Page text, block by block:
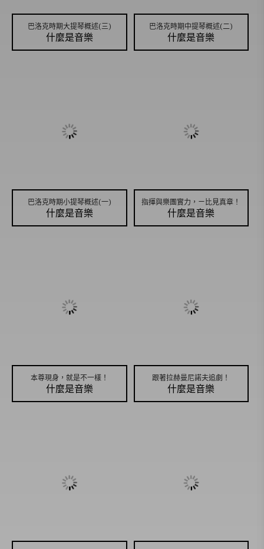
巴洛克時期大提琴概述(三)
什麼是音樂
巴洛克時期中提琴概述(二)
什麼是音樂
巴洛克時期小提琴概述(一)
什麼是音樂
指揮與樂團實力，ㄧ比見真章！
什麼是音樂
本尊現身，就是不一樣！
什麼是音樂
跟著拉赫曼尼諾夫追劇！
什麼是音樂